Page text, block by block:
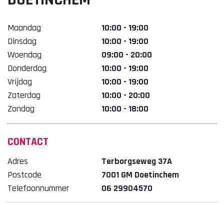
Maandag
10:00 - 19:00
Dinsdag
10:00 - 19:00
Woendag
09:00 - 20:00
Donderdag
10:00 - 19:00
Vrijdag
10:00 - 19:00
Zaterdag
10:00 - 20:00
Zondag
10:00 - 18:00
CONTACT
Adres
Terborgseweg 37A
Postcode
7001 GM Doetinchem
Telefoonnummer
06 29904570